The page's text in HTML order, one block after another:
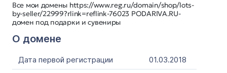
Все мои домены https://www.reg.ru/domain/shop/lots-
by-seller/22999?rlink=reflink-76023 PODARIVA.RU-
домен под подарки и сувениры
О домене
Дата первой регистрации
01.03.2018